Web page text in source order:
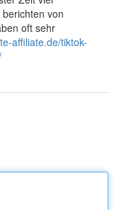
von
oft sehr
affiliate.de/tiktok-